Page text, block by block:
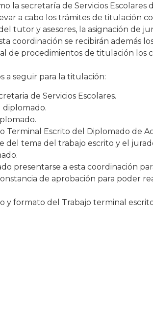
la secretaría de Servicios
a cabo los trámites de titulación
tutor y asesores, la asignación de
coordinación se recibirán además
de procedimientos de titulación los
a seguir para la titulación:
de Servicios Escolares.
diplomado.
Terminal Escrito del Diplomado de
del tema del trabajo escrito y el
presentarse a esta coordinación
de aprobación para poder
y formato del Trabajo terminal